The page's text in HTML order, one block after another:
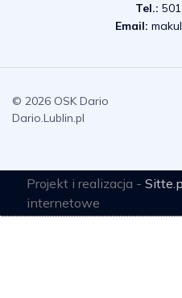
Tel.:
Email:
© 2026 OSK Dario
Dario.Lublin.pl
Projekt i realizacja -
internetowe